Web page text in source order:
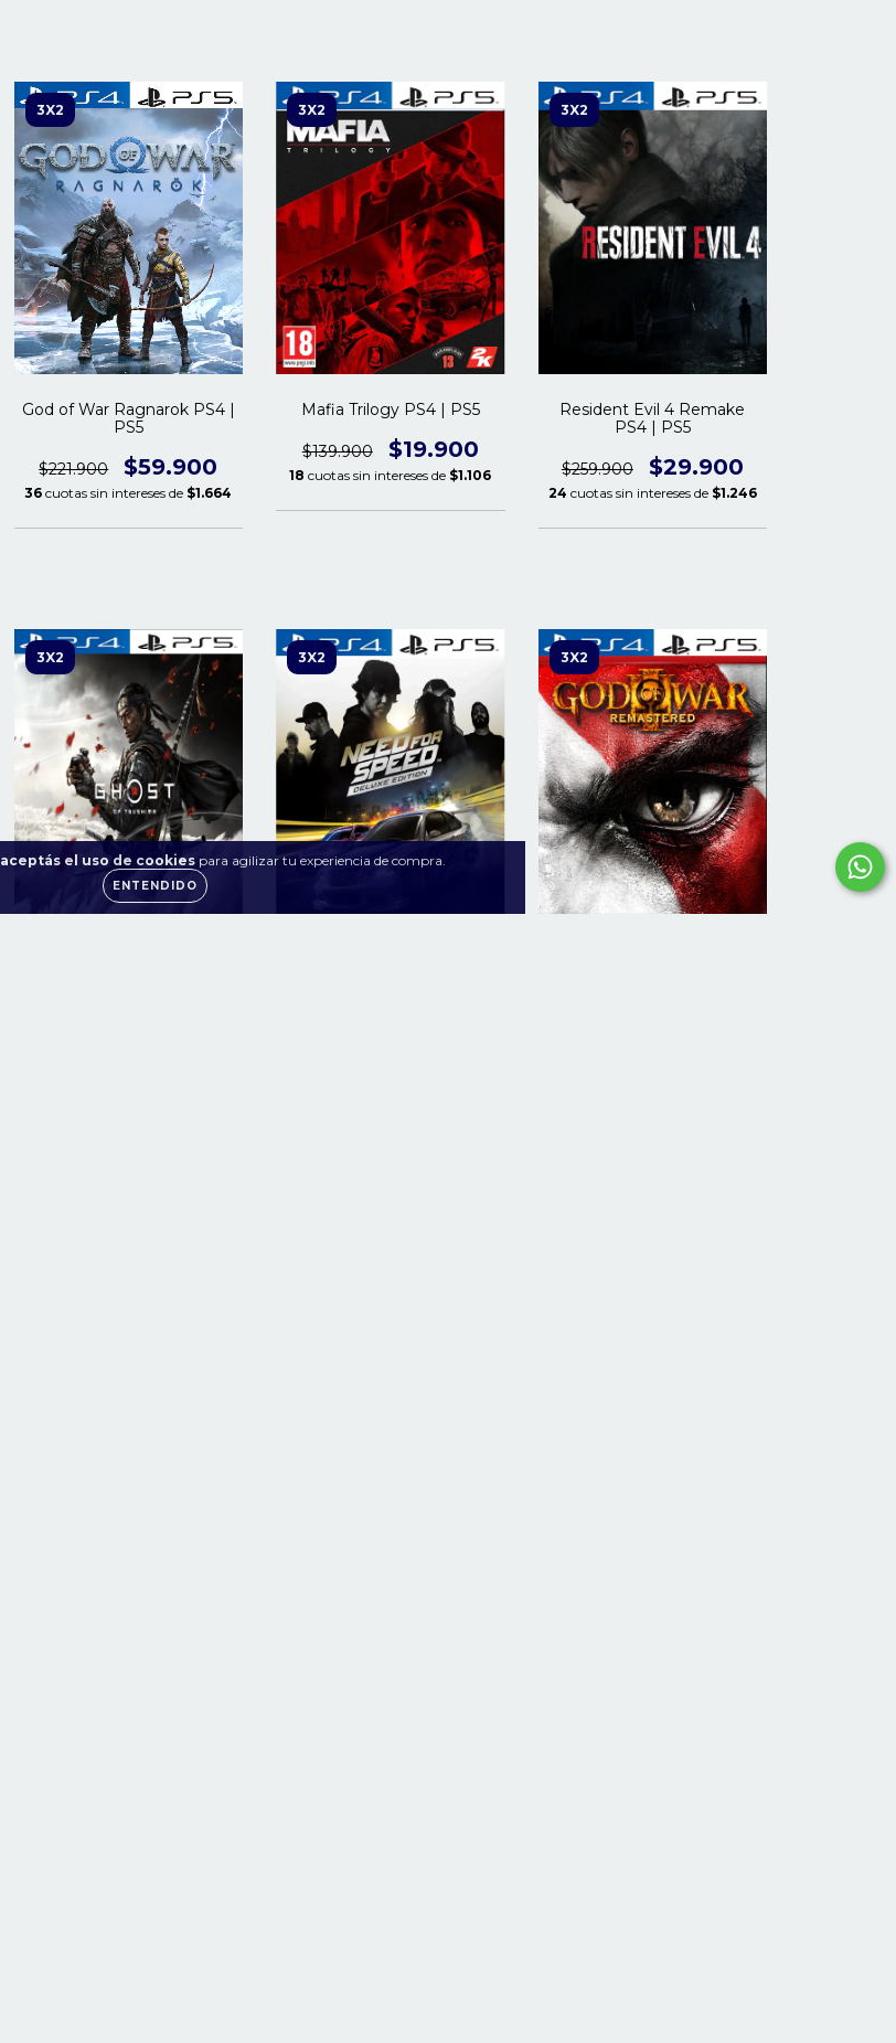
aceptás el uso de cookies para agilizar tu experiencia de compra.
ENTENDIDO
3X2
God of War Ragnarok PS4 |
PS5
$221.900 $59.900
36 cuotas sin intereses de $1.664
3X2
Mafia Trilogy PS4 | PS5
$139.900 $19.900
18 cuotas sin intereses de $1.106
3X2
Resident Evil 4 Remake
PS4 | PS5
$259.900 $29.900
24 cuotas sin intereses de $1.246
3X2 3X2 3X2